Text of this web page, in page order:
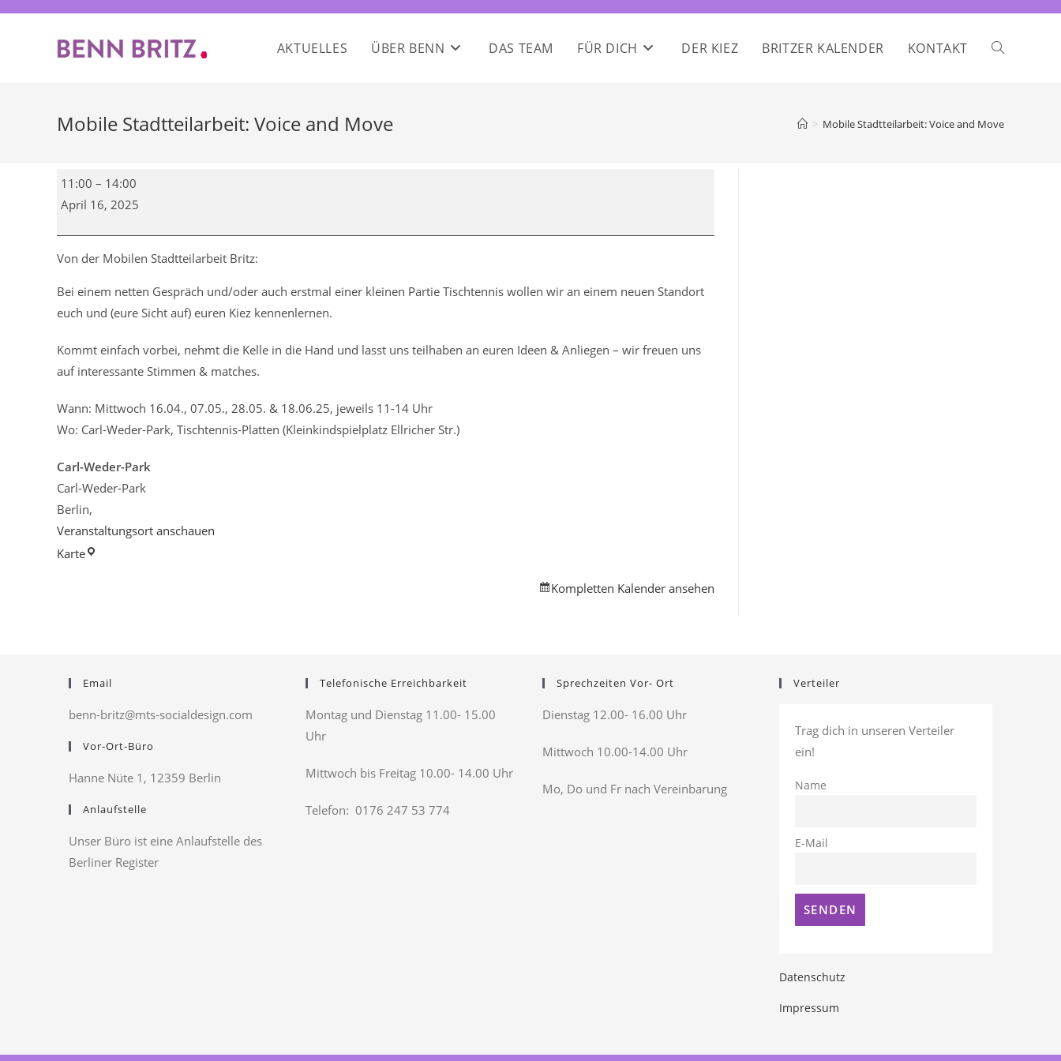
AKTUELLES ÜBER BENN DAS TEAM FÜR DICH DER KIEZ BRITZER KALENDER KONTAKT WEBSITE-
Mobile Stadtteilarbeit: Voice and Move > Mobile Stadtteilarbeit: Voice and Move
Mobile
Stadtteilarbeit:
Voice
and
Move
11:00 – 14:00
April 16, 2025
Von der Mobilen Stadtteilarbeit Britz:
Bei einem netten Gespräch und/oder auch erstmal einer kleinen Partie Tischtennis wollen wir an einem neuen Standort
euch und (eure Sicht auf) euren Kiez kennenlernen.
Kommt einfach vorbei, nehmt die Kelle in die Hand und lasst uns teilhaben an euren Ideen & Anliegen – wir freuen uns
auf interessante Stimmen & matches.
Wann: Mittwoch 16.04., 07.05., 28.05. & 18.06.25, jeweils 11-14 Uhr
Wo: Carl-Weder-Park, Tischtennis-Platten (Kleinkindspielplatz Ellricher Str.)
Carl-Weder-Park
Carl-Weder-Park
Berlin,
Veranstaltungsort anschauen
KarteCarl-
Kompletten Kalender ansehen
Email
benn-britz@mts-socialdesign.com
Vor-Ort-Büro
Hanne Nüte 1, 12359 Berlin
Anlaufstelle
Unser Büro ist eine Anlaufstelle des
Berliner Register
Telefonische Erreichbarkeit
Montag und Dienstag 11.00- 15.00
Uhr
Mittwoch bis Freitag 10.00- 14.00 Uhr
Telefon: 0176 247 53 774
Sprechzeiten Vor- Ort
Dienstag 12.00- 16.00 Uhr
Mittwoch 10.00-14.00 Uhr
Mo, Do und Fr nach Vereinbarung
Verteiler
Trag dich in unseren Verteiler
ein!
Name
E-Mail
Datenschutz
Impressum